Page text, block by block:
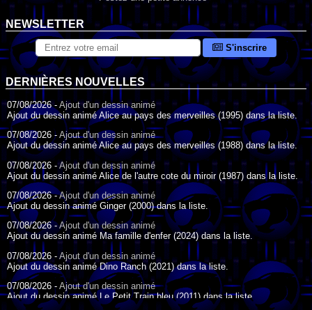
NEWSLETTER
S'inscrire
DERNIÈRES NOUVELLES
07/08/2026 - Ajout d'un dessin animé
Ajout du dessin animé Alice au pays des merveilles (1995) dans la liste.
07/08/2026 - Ajout d'un dessin animé
Ajout du dessin animé Alice au pays des merveilles (1988) dans la liste.
07/08/2026 -Ajout d'un dessin animé
Ajout du dessin animé Alice de l'autre cote du miroir (1987) dans la liste.
07/08/2026 -Ajout d'un dessin animé
Ajout du dessin animé Ginger (2000) dans la liste.
07/08/2026 -Ajout d'un dessin animé
Ajout du dessin animé Ma famille d'enfer (2024) dans la liste.
07/08/2026 - Ajout d'un dessin animé
Ajout du dessin animé Dino Ranch (2021) dans la liste.
07/08/2026 - Ajout d'un dessin animé
Ajout du dessin animé Le Petit Train bleu (2011) dans la liste.